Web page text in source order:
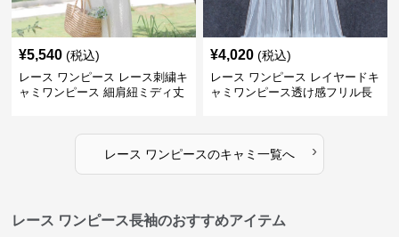
¥5,540 (税込)
レース ワンピース レース刺繍キ
ャミワンピース 細肩紐ミディ丈
¥4,020 (税込)
レース ワンピース レイヤードキ
ャミワンピース透け感フリル長
レース ワンピースのキャミ 一覧へ ›
レース ワンピース長袖のおすすめアイテム